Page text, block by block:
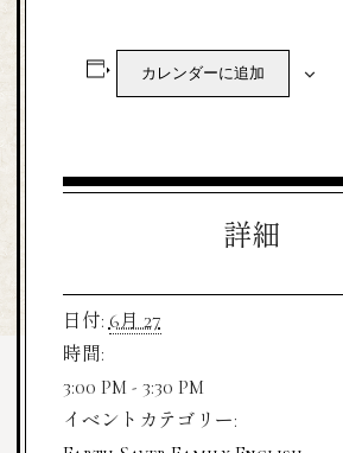
カレンダーに追加
詳細
日付: 6月 27
時間:
3:00 PM - 3:30 PM
イベントカテゴリー: